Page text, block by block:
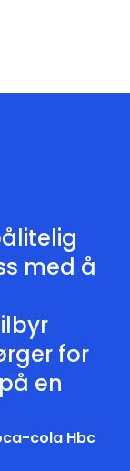
med å
for
en
cola Hbc